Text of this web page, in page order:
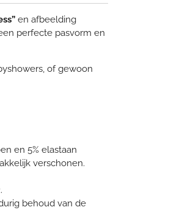
en afbeelding
perfecte pasvorm en
of gewoon
en 5% elastaan
verschonen.
behoud van de